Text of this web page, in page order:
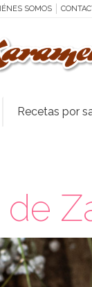
SOMOS
Recetas por
de